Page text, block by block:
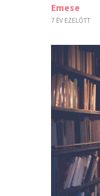
Emese
7 ÉV EZELŐTT